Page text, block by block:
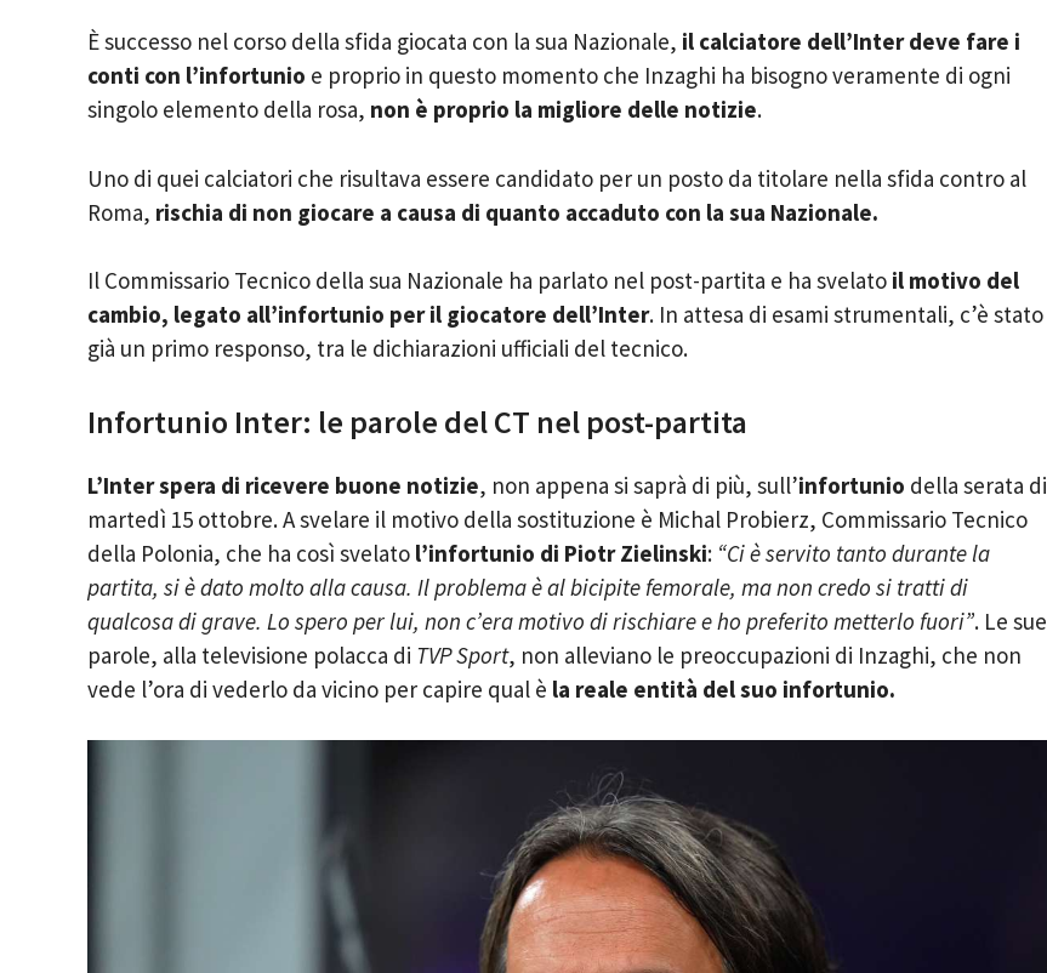
È successo nel corso della sfida giocata con la sua Nazionale, il calciatore dell’Inter deve fare i
conti con l’infortunio e proprio in questo momento che Inzaghi ha bisogno veramente di ogni
singolo elemento della rosa, non è proprio la migliore delle notizie.
Uno di quei calciatori che risultava essere candidato per un posto da titolare nella sfida contro al
Roma, rischia di non giocare a causa di quanto accaduto con la sua Nazionale.
Il Commissario Tecnico della sua Nazionale ha parlato nel post-partita e ha svelato il motivo del
cambio, legato all’infortunio per il giocatore dell’Inter. In attesa di esami strumentali, c’è stato
già un primo responso, tra le dichiarazioni ufficiali del tecnico.
Infortunio Inter: le parole del CT nel post-partita
L’Inter spera di ricevere buone notizie, non appena si saprà di più, sull’infortunio della serata di
martedì 15 ottobre. A svelare il motivo della sostituzione è Michal Probierz, Commissario Tecnico
della Polonia, che ha così svelato l’infortunio di Piotr Zielinski: “Ci è servito tanto durante la
partita, si è dato molto alla causa. Il problema è al bicipite femorale, ma non credo si tratti di
qualcosa di grave. Lo spero per lui, non c’era motivo di rischiare e ho preferito metterlo fuori”. Le sue
parole, alla televisione polacca di TVP Sport, non alleviano le preoccupazioni di Inzaghi, che non
vede l’ora di vederlo da vicino per capire qual è la reale entità del suo infortunio.